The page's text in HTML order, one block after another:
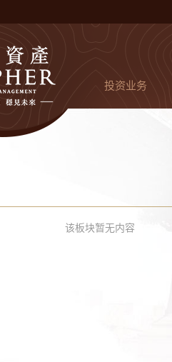
投资业务
该板块暂无内容